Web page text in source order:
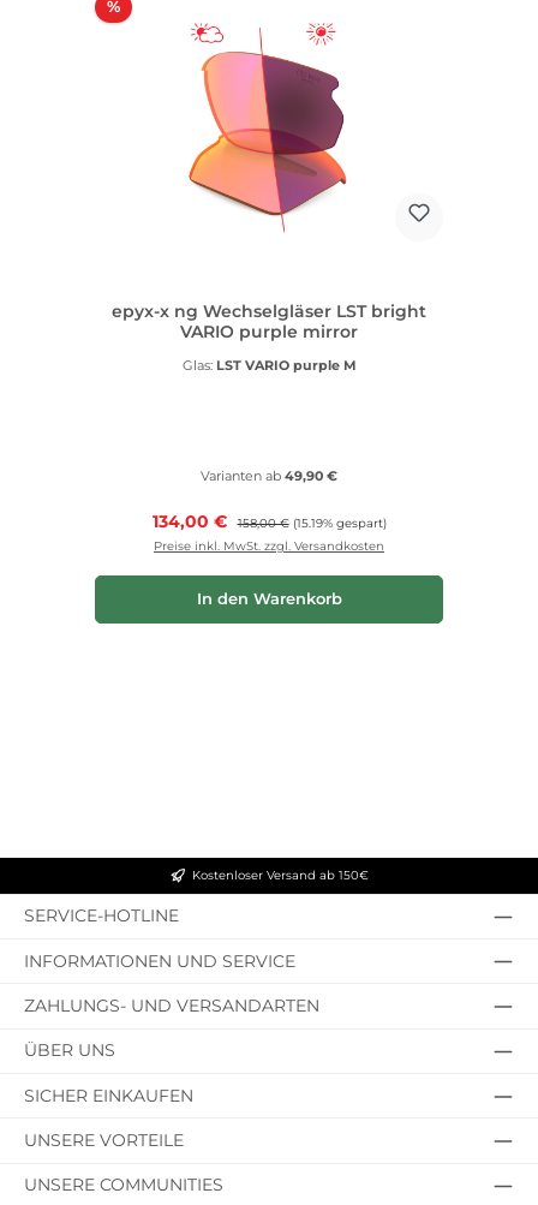
%Rabatt
epyx-x ng Wechselgläser LST bright
VARIO purple mirror
Glas: LST VARIO purple M
Varianten ab 49,90 €
Verkaufspreis:
134,00 € Regulärer Preis:
158,00 € (15.19% gespart)
Preise inkl. MwSt. zzgl. Versandkosten
In den Warenkorb
Kostenloser Versand ab 150€
SERVICE-HOTLINE
INFORMATIONEN UND SERVICE
ZAHLUNGS- UND VERSANDARTEN
ÜBER UNS
SICHER EINKAUFEN
UNSERE VORTEILE
UNSERE COMMUNITIES